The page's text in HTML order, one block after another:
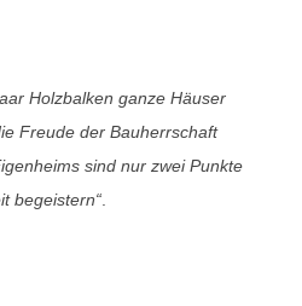
Holzbalken ganze Häuser
Freude der Bauherrschaft
sind nur zwei Punkte
begeistern“.